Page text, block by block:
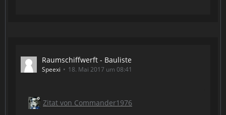
Raumschiffwerft - Bauliste
Speexi 18. Mai 2017 um 08:41
Zitat von Commander1976